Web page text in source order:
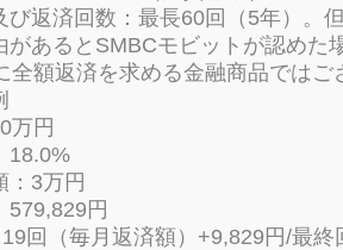
返済回数：最長60回（5年）。
があるとSMBCモビットが認めた
額返済を求める金融商品ではご
万円
18.0%
3万円
円
回（毎月返済額）+9,829円/最終